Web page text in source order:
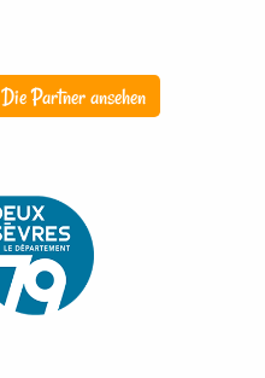
Die Partner ansehen